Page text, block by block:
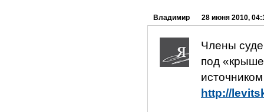
Владимир 28 июня 2010,
Члены
под
http://